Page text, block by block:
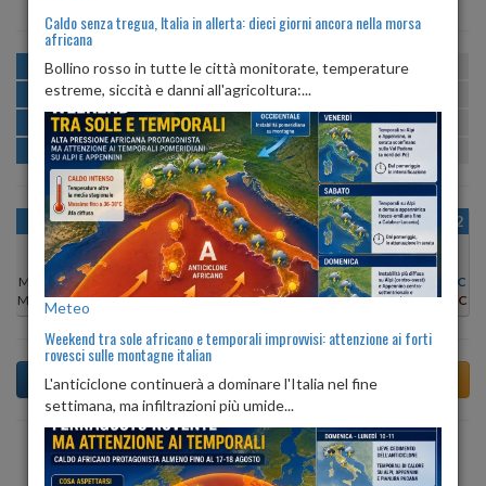
MATTINA min:22º max:29º U:55%
POMERIGGIO min:30º max:30º
SERA min: 26º max:32º U:79%-88%
NOTTE min:22º max:24º U:83%
OGGI
Min:
32°C
Max:34°C
VEN 07
Min:
28°C
Max:29°C
SAB 08
Min:29°C
Max:30°C
DOM 09
Min:29°C
Max:29°C
LUN 10
Min:
30°C
Max:30°C
MAR 11
Min:31°C
Max:32°C
MER 12
Min:
31°C
Max:34°C
Previsioni del Tempo a Trivignano Udinese tra 4 giorni
Caldo senza tregua, Italia in allerta: dieci giorni ancora nella morsa
africana
Bollino rosso in tutte le città monitorate, temperature
estreme, siccità e danni all'agricoltura:...
Meteo
Weekend tra sole africano e temporali improvvisi: attenzione ai forti
rovesci sulle montagne italian
L'anticiclone continuerà a dominare l'Italia nel fine
settimana, ma infiltrazioni più umide...